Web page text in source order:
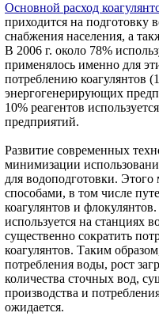
Основной расход
приходится на подготовку
снабжения населения, а
В 2006 г. около 78%
применялось именно для
потреблению коагулянтов
энергогенерирующих
10% реагентов
предприятий.
Развитие современных
минимизации
для водоподготовки.
способами, в том числе
коагулянтов и
используется на станциях
существенно сократить
коагулянтов. Таким
потребления воды, рост
количества сточных вод,
производства и
ожидается.